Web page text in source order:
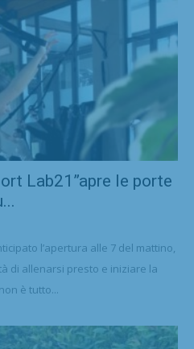
Lab21”apre le porte
l’apertura alle 7 del mattino,
di allenarsi presto e iniziare la
è tutto...